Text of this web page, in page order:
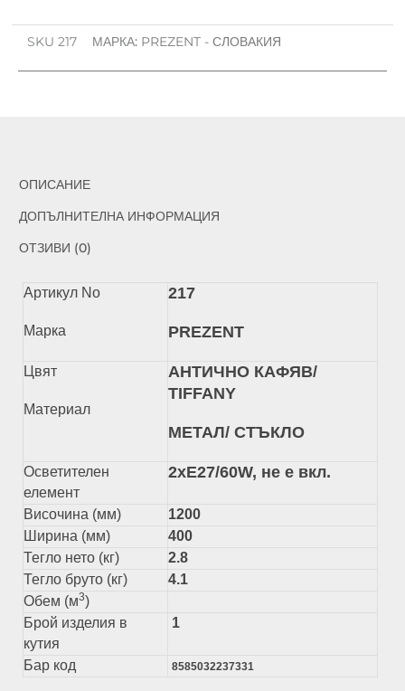
SKU 217 МАРКА: PREZENT - СЛОВАКИЯ
ОПИСАНИЕ
ДОПЪЛНИТЕЛНА ИНФОРМАЦИЯ
ОТЗИВИ (0)
Артикул No
Марка
217
PREZENT
Цвят
Материал
АНТИЧНО КАФЯВ/
TIFFANY
МЕТАЛ/ СТЪКЛО
Осветителен
елемент
2xЕ27/60W, не е вкл.
Височина (мм)
1200
Ширина (мм)
400
Тегло нето (кг)
2.8
Тегло бруто (кг)
4.1
Обем (м3)
Брой изделия в
кутия
1
Бар код 8585032237331